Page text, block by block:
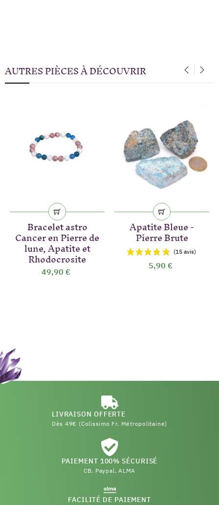
AUTRES PIÈCES À DÉCOUVRIR
Bracelet astro
Cancer en Pierre de
lune, Apatite et
Rhodocrosite
49,90 €
Apatite Bleue -
Pierre Brute
5,90 €
LIVRAISON OFFERTE
Dès 49€ (Colissimo Fr. Métropolitaine)
PAIEMENT 100% SÉCURISÉ
CB, Paypal, ALMA
FACILITÉ DE PAIEMENT